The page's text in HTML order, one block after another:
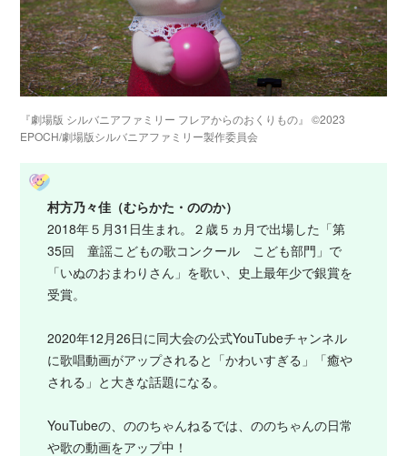
『劇場版 シルバニアファミリー フレアからのおくりもの』 ©2023
EPOCH/劇場版シルバニアファミリー製作委員会
村方乃々佳（むらかた・ののか）
2018年５月31日生まれ。２歳５ヵ月で出場した「第
35回 童謡こどもの歌コンクール こども部門」で
「いぬのおまわりさん」を歌い、史上最年少で銀賞を
受賞。
2020年12月26日に同大会の公式YouTubeチャンネル
に歌唱動画がアップされると「かわいすぎる」「癒や
される」と大きな話題になる。
YouTubeの、ののちゃんねるでは、ののちゃんの日常
や歌の動画をアップ中！